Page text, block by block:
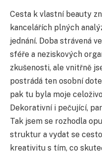
Cesta k vlastní beauty
kancelářích plných
jednání. Doba strávená
sféře a neziskových
zkušenosti, ale vnitřně
postrádá ten osobní
pak tu byla moje
Dekorativní i pečující,
Tak jsem se rozhodla
struktur a vydat se
kreativitu s tím, co